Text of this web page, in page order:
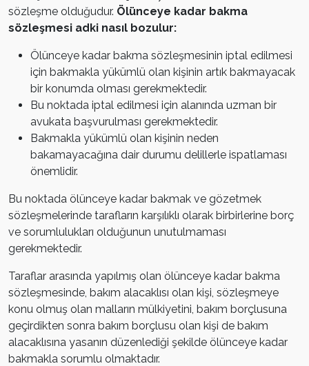
sözleşme olduğudur. Ölünceye kadar bakma
sözleşmesi adki nasıl bozulur:
Ölünceye kadar bakma sözleşmesinin iptal edilmesi
için bakmakla yükümlü olan kişinin artık bakmayacak
bir konumda olması gerekmektedir.
Bu noktada iptal edilmesi için alanında uzman bir
avukata başvurulması gerekmektedir.
Bakmakla yükümlü olan kişinin neden
bakamayacağına dair durumu delillerle ispatlaması
önemlidir.
Bu noktada ölünceye kadar bakmak ve gözetmek
sözleşmelerinde tarafların karşılıklı olarak birbirlerine borç
ve sorumlulukları olduğunun unutulmaması
gerekmektedir.
Taraflar arasında yapılmış olan ölünceye kadar bakma
sözleşmesinde, bakım alacaklısı olan kişi, sözleşmeye
konu olmuş olan malların mülkiyetini, bakım borçlusuna
geçirdikten sonra bakım borçlusu olan kişi de bakım
alacaklısına yasanın düzenlediği şekilde ölünceye kadar
bakmakla sorumlu olmaktadır.